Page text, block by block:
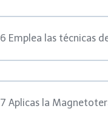
6 Emplea las técnicas
7 Aplicas la